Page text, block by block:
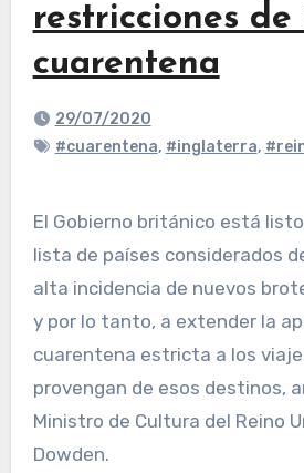
restricciones de
cuarentena
29/07/2020
#cuarentena, #inglaterra,
El Gobierno británico está listo para ampliar la
lista de países considerados
alta incidencia de nuevos
y por lo tanto, a extender la
cuarentena estricta a los
provengan de esos destinos,
Ministro de Cultura del Reino
Dowden.